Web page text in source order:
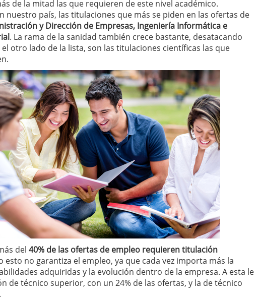
de la mitad las que requieren de este nivel académico.
nuestro país, las titulaciones que más se piden en las ofertas de
y Dirección de Empresas, Ingeniería Informática e
. La rama de la sanidad también crece bastante, desatacando
otro lado de la lista, son las titulaciones científicas las que
del 40% de las ofertas de empleo requieren titulación
esto no garantiza el empleo, ya que cada vez importa más la
adquiridas y la evolución dentro de la empresa. A esta le
de técnico superior, con un 24% de las ofertas, y la de técnico